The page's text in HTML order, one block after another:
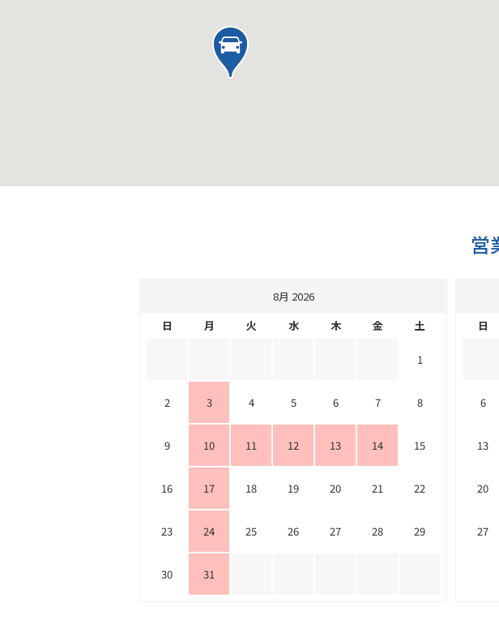
営
8月 2026
日
月 火 水 木 金 土
1
2 3 4 5 6 7 8
9 10 11 12 13 14 15
16 17 18 19 20 21 22
23 24 25 26 27 28 29
30 31
日
6
13
20
27